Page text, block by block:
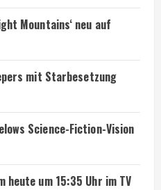
Mountains‘ neu auf
mit Starbesetzung
Science-Fiction-Vision
um 15:35 Uhr im TV